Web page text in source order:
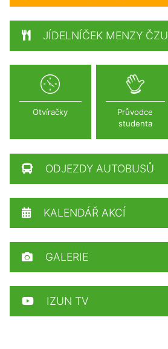
JÍDELNÍČEK MENZY ČZU
Otvíračky
Průvodce
studenta
ODJEZDY AUTOBUSŮ
KALENDÁŘ AKCÍ
GALERIE
IZUN TV